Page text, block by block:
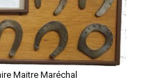
Maitre Maréchal